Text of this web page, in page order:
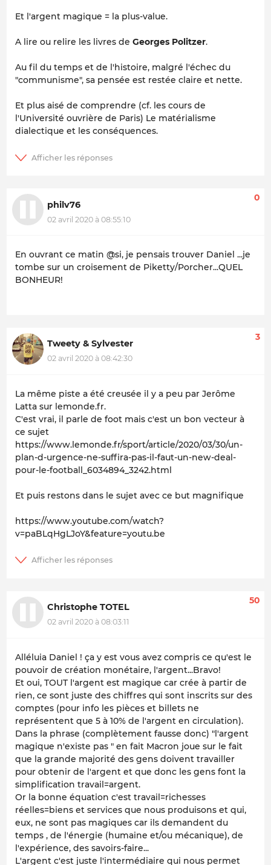
Et l'argent magique = la plus-value.
A lire ou relire les livres de Georges Politzer.
Au fil du temps et de l'histoire, malgré l'échec du
"communisme", sa pensée est restée claire et nette.
Et plus aisé de comprendre (cf. les cours de
l'Université ouvrière de Paris) Le matérialisme
dialectique et les conséquences.
philv76
02 avril 2020 à 08:55:10
0
En ouvrant ce matin @si, je pensais trouver Daniel ...je
tombe sur un croisement de Piketty/Porcher...QUEL
BONHEUR!
Tweety & Sylvester
02 avril 2020 à 08:42:30
3
La même piste a été creusée il y a peu par Jerôme
Latta sur lemonde.fr.
C'est vrai, il parle de foot mais c'est un bon vecteur à
ce sujet
https://www.lemonde.fr/sport/article/2020/03/30/un-
plan-d-urgence-ne-suffira-pas-il-faut-un-new-deal-
pour-le-football_6034894_3242.html
Et puis restons dans le sujet avec ce but magnifique
https://www.youtube.com/watch?
v=paBLqHgLJoY&feature=youtu.be
Christophe TOTEL
02 avril 2020 à 08:03:11
50
Alléluia Daniel ! ça y est vous avez compris ce qu'est le
pouvoir de création monétaire, l'argent...Bravo!
Et oui, TOUT l'argent est magique car crée à partir de
rien, ce sont juste des chiffres qui sont inscrits sur des
comptes (pour info les pièces et billets ne
représentent que 5 à 10% de l'argent en circulation).
Dans la phrase (complètement fausse donc) "l'argent
magique n'existe pas " en fait Macron joue sur le fait
que la grande majorité des gens doivent travailler
pour obtenir de l'argent et que donc les gens font la
simplification travail=argent.
Or la bonne équation c'est travail=richesses
réelles=biens et services que nous produisons et qui,
eux, ne sont pas magiques car ils demandent du
temps , de l'énergie (humaine et/ou mécanique), de
l'expérience, des savoirs-faire...
L'argent c'est juste l'intermédiaire qui nous permet